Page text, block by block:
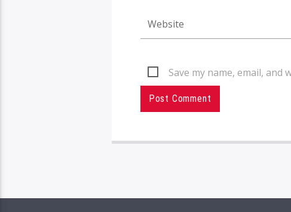
Save my name, email,